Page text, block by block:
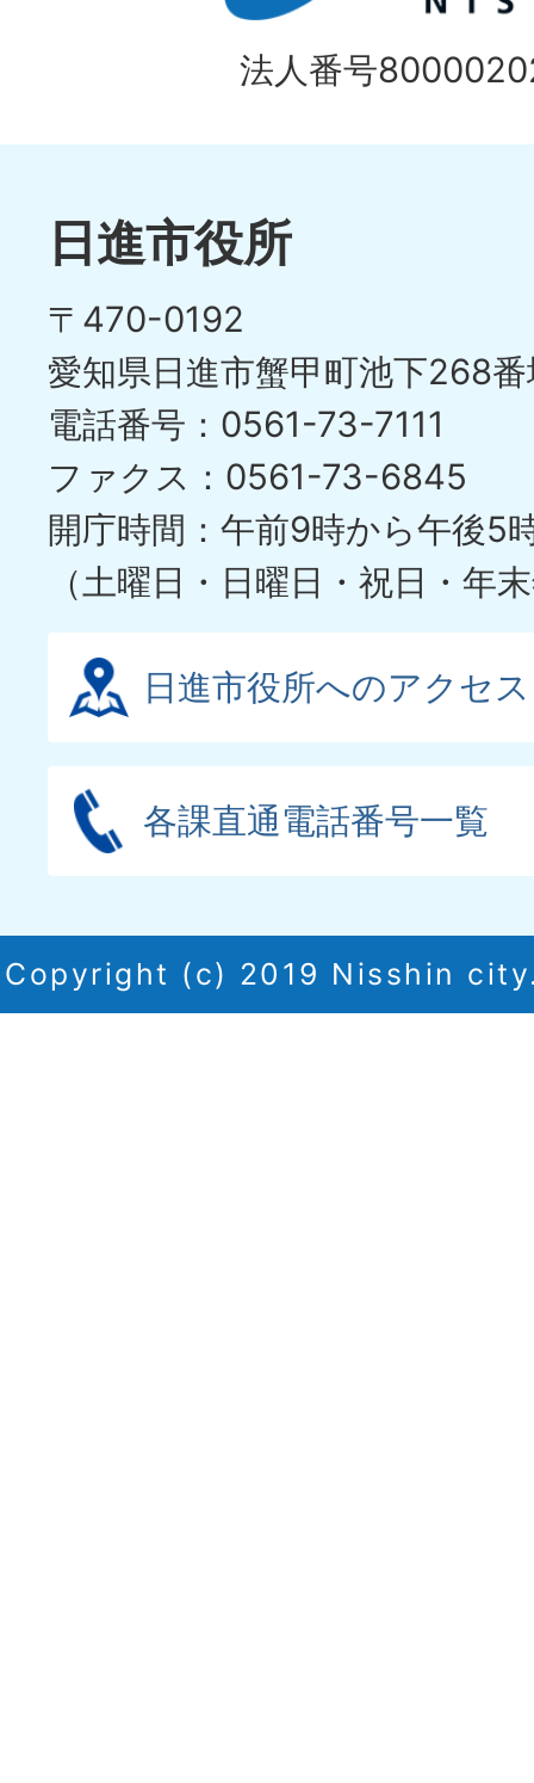
イ
ド
の
イ
目
の
ス
ラ
イ
ド
法人番号
日進市役所
〒470-0192
愛知県日進市蟹甲町池下268
電話番号：0561-73-7111
ファクス：0561-73-6845
開庁時間：午前9時から午後5
（土曜日・日曜日・祝日・年
日進市役所へのアクセス
各課直通電話番号一覧
Copyright (c) 2019 Nisshin